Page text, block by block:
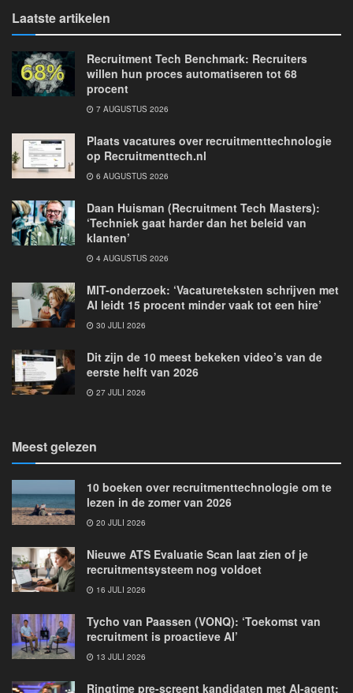
Laatste artikelen
Recruitment Tech Benchmark: Recruiters
willen hun proces automatiseren tot 68
procent
7 AUGUSTUS 2026
Plaats vacatures over recruitmenttechnologie
op Recruitmenttech.nl
6 AUGUSTUS 2026
Daan Huisman (Recruitment Tech Masters):
‘Techniek gaat harder dan het beleid van
klanten’
4 AUGUSTUS 2026
MIT-onderzoek: ‘Vacatureteksten schrijven met
AI leidt 15 procent minder vaak tot een hire’
30 JULI 2026
Dit zijn de 10 meest bekeken video’s van de
eerste helft van 2026
27 JULI 2026
Meest gelezen
10 boeken over recruitmenttechnologie om te
lezen in de zomer van 2026
20 JULI 2026
Nieuwe ATS Evaluatie Scan laat zien of je
recruitmentsysteem nog voldoet
16 JULI 2026
Tycho van Paassen (VONQ): ‘Toekomst van
recruitment is proactieve AI’
13 JULI 2026
Ringtime pre-screent kandidaten met AI-agent: